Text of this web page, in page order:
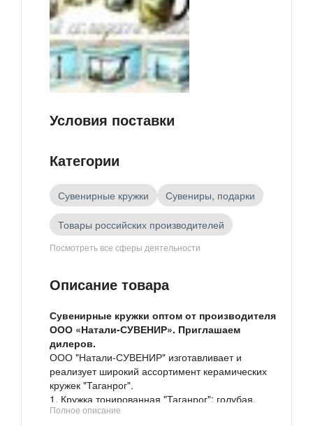
Условия поставки
Категории
Сувенирные кружки Сувениры, подарки
Товары российских производителей
Ювелирные изделия, подарки
Посмотреть все сферы деятельности
Описание товара
Сувенирные кружки оптом от производителя
ООО «Натали-СУВЕНИР». Приглашаем
дилеров.
ООО "Натали-СУВЕНИР" изготавливает и
реализует широкий ассортимент керамических
кружек "Таганрог".
1. Кружка тонированная "Таганрог": голубая,
зеленая, оранжевая, желтая, терракотовая,
Полное описание